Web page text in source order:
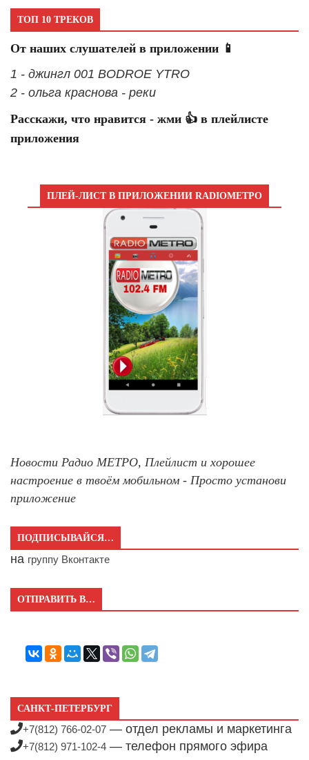
ТОП 10 ТРЕКОВ
От наших слушателей в приложении 📱
1 - джингл 001 BODROE YTRO
2 - ольга краснова - реки
Расскажи, что нравится - жми 👍 в плейлисте
приложения
ПЛЕЙ-ЛИСТ В ПРИЛОЖЕНИИ RADIOМЕТРО
Новости Радио МЕТРО, Плейлист и хорошее
настроение в твоём мобильном - Просто установи
приложение
ПОДПИСЫВАЙСЯ…
на группу Вконтакте
ОТПРАВИТЬ В…
САНКТ-ПЕТЕРБУРГ
+7(812) 766-02-07 — отдел рекламы и маркетинга
+7(812) 971-102-4 — телефон прямого эфира